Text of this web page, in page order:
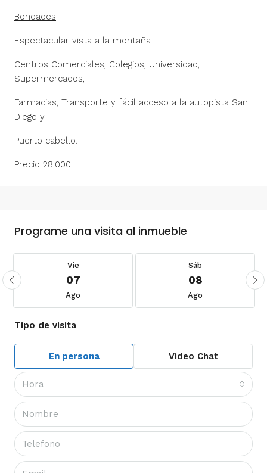
Bondades
Espectacular vista a la montaña
Centros Comerciales, Colegios, Universidad,
Supermercados,
Farmacias, Transporte y fácil acceso a la autopista San
Diego y
Puerto cabello.
Precio 28.000
Programe una visita al inmueble
Vie
07
Ago
Sáb
08
Ago
Tipo de visita
En persona Video Chat
Hora